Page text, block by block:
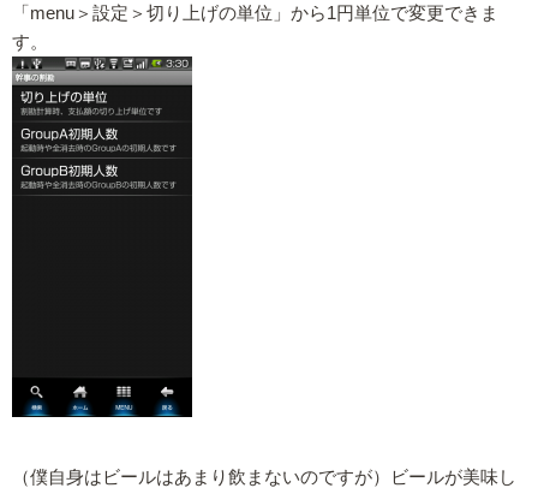
「menu＞設定＞切り上げの単位」から1円単位で変更できま
す。
（僕自身はビールはあまり飲まないのですが）ビールが美味し